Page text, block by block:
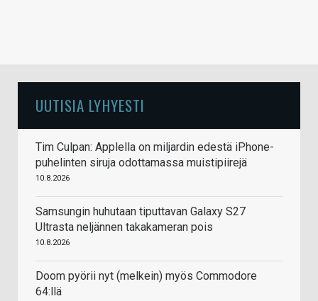
UUTISIA LYHYESTI
Tim Culpan: Applella on miljardin edestä iPhone-
puhelinten siruja odottamassa muistipiirejä
10.8.2026
Samsungin huhutaan tiputtavan Galaxy S27
Ultrasta neljännen takakameran pois
10.8.2026
Doom pyörii nyt (melkein) myös Commodore
64:llä